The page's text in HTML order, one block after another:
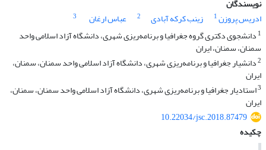
نویسندگان
ادریس پروزن1 زینب کرکه آبادی 2 عباس ارغان
3
1 دانشجوی دکتری گروه جغرافیا و برنامه‌ریزی شهری، دانشگاه آزاد اسلامی واحد
سمنان، سمنان، ایران
2دانشیار جغرافیا و برنامه‌ریزی شهری، دانشگاه آزاد اسلامی واحد سمنان، سمنان،
ایران
3استادیار جغرافیا و برنامه‌ریزی شهری، دانشگاه آزاد اسلامی واحد سمنان، سمنان،
ایران
10.22034/jsc.2018.87479
چکیده